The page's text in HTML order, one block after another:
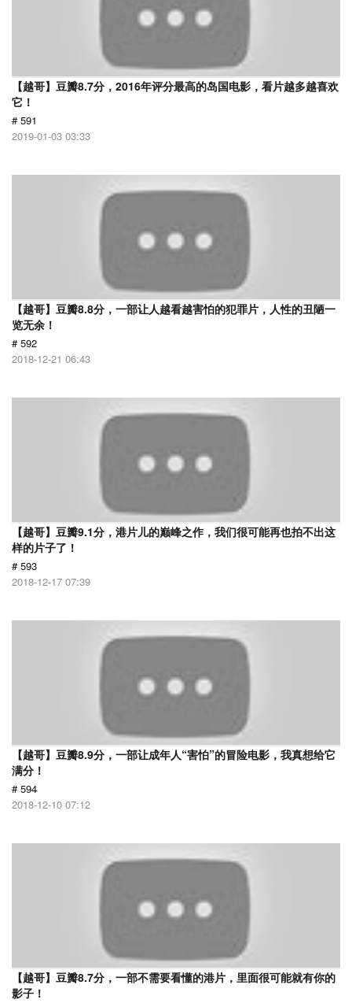
【越哥】豆瓣8.7分，2016年评分最高的岛国电影，看片越多越喜欢
它！
# 591
2019-01-03 03:33
【越哥】豆瓣8.8分，一部让人越看越害怕的犯罪片，人性的丑陋一
览无余！
# 592
2018-12-21 06:43
【越哥】豆瓣9.1分，港片儿的巅峰之作，我们很可能再也拍不出这
样的片子了！
# 593
2018-12-17 07:39
【越哥】豆瓣8.9分，一部让成年人“害怕”的冒险电影，我真想给它
满分！
# 594
2018-12-10 07:12
【越哥】豆瓣8.7分，一部不需要看懂的港片，里面很可能就有你的
影子！